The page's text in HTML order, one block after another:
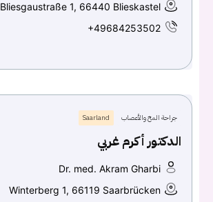
Bliesgaustraße 1, 66440 Blieskastel
+49684253502
جراحة المخ والأعصاب Saarland
الدكتور أكرم غربي
Dr. med. Akram Gharbi
Winterberg 1, 66119 Saarbrücken